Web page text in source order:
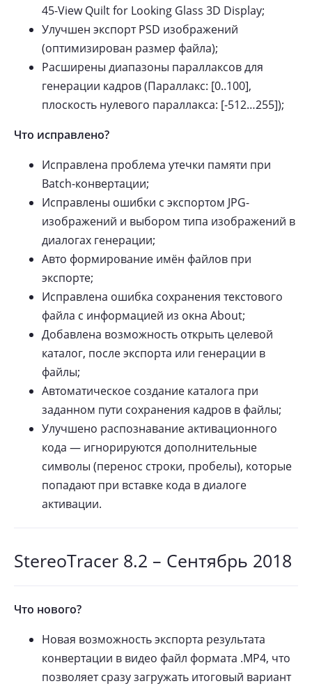
45-View Quilt for Looking Glass 3D Display;
Улучшен экспорт PSD изображений
(оптимизирован размер файла);
Расширены диапазоны параллаксов для
генерации кадров (Параллакс: [0..100],
плоскость нулевого параллакса: [-512…255]);
Что исправлено?
Исправлена проблема утечки памяти при
Batch-конвертации;
Исправлены ошибки с экспортом JPG-
изображений и выбором типа изображений в
диалогах генерации;
Авто формирование имён файлов при
экспорте;
Исправлена ошибка сохранения текстового
файла с информацией из окна About;
Добавлена возможность открыть целевой
каталог, после экспорта или генерации в
файлы;
Автоматическое создание каталога при
заданном пути сохранения кадров в файлы;
Улучшено распознавание активационного
кода — игнорируются дополнительные
символы (перенос строки, пробелы), которые
попадают при вставке кода в диалоге
активации.
StereoTracer 8.2 – Сентябрь 2018
Что нового?
Новая возможность экспорта результата
конвертации в видео файл формата .MP4, что
позволяет сразу загружать итоговый вариант